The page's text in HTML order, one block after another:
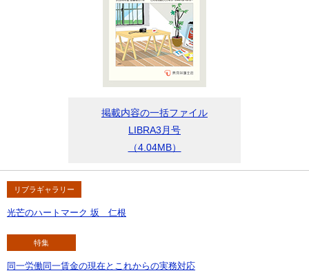
掲載内容の一括ファイル
LIBRA3月号
（4.04MB）
リブラギャラリー
光芒のハートマーク 坂 仁根
特集
同一労働同一賃金の現在とこれからの実務対応